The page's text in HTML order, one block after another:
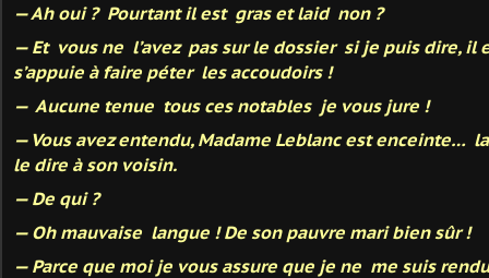
— Ah oui ? Pourtant il est gras et laid non ?
— Et vous ne l’avez pas sur le dossier si je puis dire, il
s’appuie à faire péter les accoudoirs !
— Aucune tenue tous ces notables je vous jure !
— Vous avez entendu, Madame Leblanc est enceinte…
le dire à son voisin.
— De qui ?
— Oh mauvaise langue ! De son pauvre mari bien sûr !
— Parce que moi je vous assure que je ne me suis